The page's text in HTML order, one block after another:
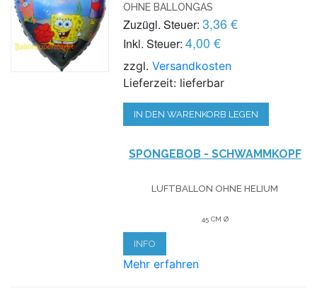
OHNE BALLONGAS
Zuzügl. Steuer: 3,36 €
Inkl. Steuer: 4,00 €
zzgl.Versandkosten
Lieferzeit: lieferbar
IN DEN WARENKORB LEGEN
SPONGEBOB - SCHWAMMKOPF
LUFTBALLON OHNE HELIUM
45 CM Ø
INFO
Mehr erfahren